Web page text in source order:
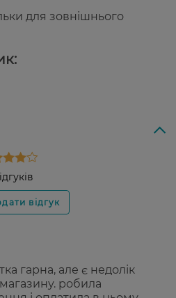
для зовнішнього
гарна, але є недолік
робила